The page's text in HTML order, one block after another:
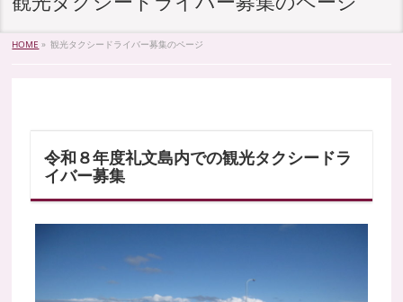
HOME » 観光タクシードライバー募集のページ
令和８年度礼文島内での観光タクシードラ
イバー募集